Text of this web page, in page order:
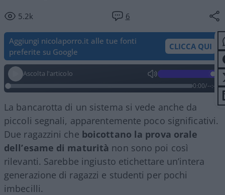
5.2k 6
Aggiungi nicolaporro.it alle tue fonti
preferite su Google
CLICCA QUI
Ascolta l'articolo
0:00/--:--
La bancarotta di un sistema si vede anche da
piccoli segnali, apparentemente poco significativi.
Due ragazzini che boicottano la prova orale
dell’esame di maturità non sono poi così
rilevanti. Sarebbe ingiusto etichettare un’intera
generazione di ragazzi e studenti per pochi
imbecilli.